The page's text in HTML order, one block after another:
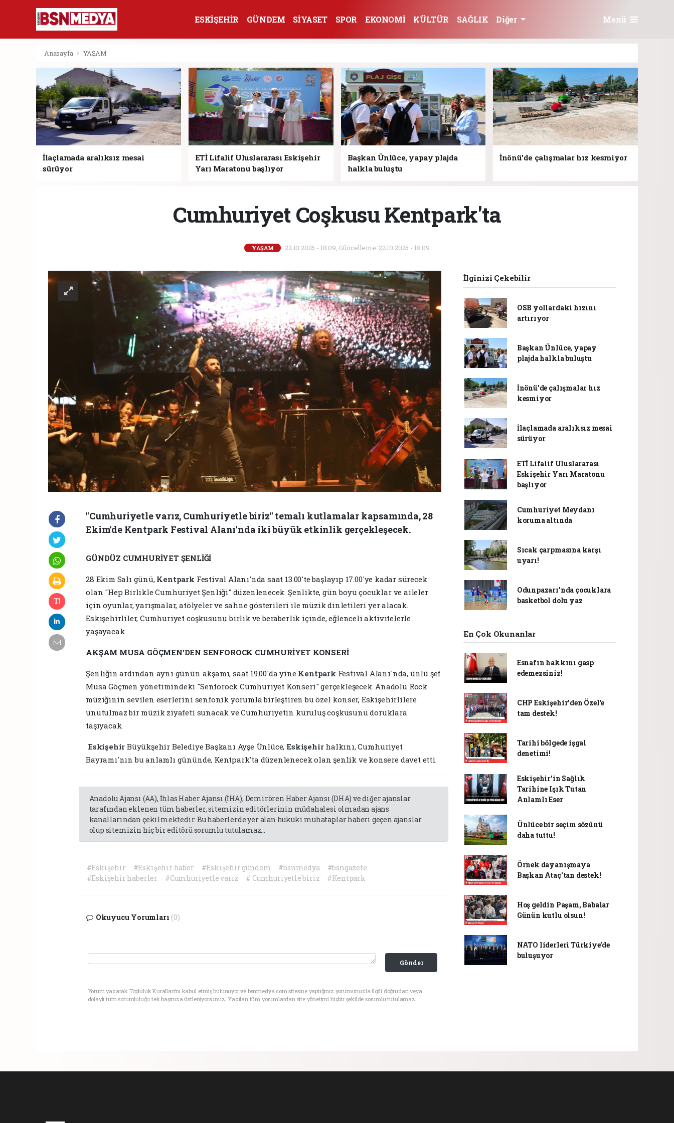
ESKİŞEHİR GÜNDEM SİYASET SPOR EKONOMİ KÜLTÜR SAĞLIK Diğer Menü
Anasayfa YAŞAM
İlaçlamada aralıksız mesai
sürüyor
ETİ Lifalif Uluslararası Eskişehir
Yarı Maratonu başlıyor
Başkan Ünlüce, yapay plajda
halkla buluştu
İnönü'de çalışmalar hız kesmiyor
Cumhuriyet Coşkusu Kentpark'ta
YAŞAM 22.10.2025 - 18:09, Güncelleme: 22.10.2025 - 18:09
​"Cumhuriyetle varız, Cumhuriyetle biriz" temalı kutlamalar kapsamında, 28
Ekim'de Kentpark Festival Alanı'nda iki büyük etkinlik gerçekleşecek.
GÜNDÜZ CUMHURİYET ŞENLİĞİ
​28 Ekim Salı günü, Kentpark Festival Alanı'nda saat 13.00'te başlayıp 17.00'ye kadar sürecek
olan "Hep Birlikle Cumhuriyet Şenliği" düzenlenecek. Şenlikte, gün boyu çocuklar ve aileler
için oyunlar, yarışmalar, atölyeler ve sahne gösterileri ile müzik dinletileri yer alacak.
Eskişehirliler, Cumhuriyet coşkusunu birlik ve beraberlik içinde, eğlenceli aktivitelerle
yaşayacak.
AKŞAM MUSA GÖÇMEN'DEN SENFOROCK CUMHURİYET KONSERİ
​Şenliğin ardından aynı günün akşamı, saat 19.00'da yine Kentpark Festival Alanı'nda, ünlü şef
Musa Göçmen yönetimindeki "Senforock Cumhuriyet Konseri" gerçekleşecek. Anadolu Rock
müziğinin sevilen eserlerini senfonik yorumla birleştiren bu özel konser, Eskişehirlilere
unutulmaz bir müzik ziyafeti sunacak ve Cumhuriyetin kuruluş coşkusunu doruklara
taşıyacak.
Eskişehir Büyükşehir Belediye Başkanı Ayşe Ünlüce,Eskişehir halkını, Cumhuriyet
Bayramı'nın bu anlamlı gününde, Kentpark'ta düzenlenecek olan şenlik ve konsere davet etti.
Anadolu Ajansı (AA), İhlas Haber Ajansı (İHA), Demirören Haber Ajansı (DHA) ve diğer ajanslar
tarafından eklenen tüm haberler, sitemizin editörlerinin müdahalesi olmadan ajans
kanallarından çekilmektedir. Bu haberlerde yer alan hukuki muhataplar haberi geçen ajanslar
olup sitemizin hiç bir editörü sorumlu tutulamaz...
#Eskişehir #Eskişehir haber #Eskişehir gündem #bsnmedya
#bsngazete
#Eskişehir haberler
#Cumhuriyetle varız # Cumhuriyetle biriz #Kentpark
Okuyucu Yorumları (0)
Gönder
Yorum yazarak Topluluk Kuralları’nı kabul etmiş bulunuyor ve bsnmedya.com sitesine yaptığınız yorumunuzla ilgili doğrudan veya
dolaylı tüm sorumluluğu tek başınıza üstleniyorsunuz. Yazılan tüm yorumlardan site yönetimi hiçbir şekilde sorumlu tutulamaz.
İlginizi Çekebilir
OSB yollardaki hızını
artırıyor
Başkan Ünlüce, yapay
plajda halkla buluştu
İnönü'de çalışmalar hız
kesmiyor
İlaçlamada aralıksız mesai
sürüyor
ETİ Lifalif Uluslararası
Eskişehir Yarı Maratonu
başlıyor
Cumhuriyet Meydanı
koruma altında
Sıcak çarpmasına karşı
uyarı!
Odunpazarı’nda çocuklara
basketbol dolu yaz
En Çok Okunanlar
Esnafın hakkını gasp
edemezsiniz!
CHP Eskişehir’den Özel’e
tam destek!
Tarihi bölgede işgal
denetimi!
Eskişehir’in Sağlık
Tarihine Işık Tutan
Anlamlı Eser
Ünlüce bir seçim sözünü
daha tuttu!
Örnek dayanışmaya
Başkan Ataç'tan destek!
Hoş geldin Paşam, Babalar
Günün kutlu olsun!
NATO liderleri Türkiye’de
buluşuyor